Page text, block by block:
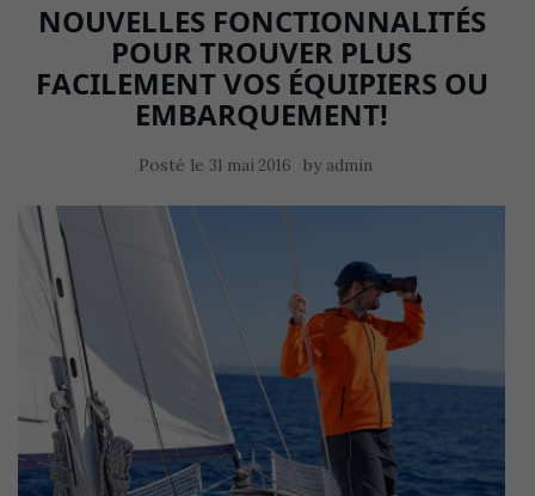
NOUVELLES FONCTIONNALITÉS
POUR TROUVER PLUS
FACILEMENT VOS ÉQUIPIERS OU
EMBARQUEMENT!
Posté le 31 mai 2016 by admin